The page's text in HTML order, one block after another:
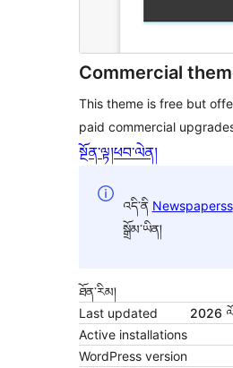
Commercial
This theme is free but
paid commercial
སྔོན་ལྟ།ཕབ་ལེན།
འདི་ནི Newspaperss
སྒྲོམ་ཡིན།
ཐོན་རིམ།
Last updated
2026
Active installations
WordPress version